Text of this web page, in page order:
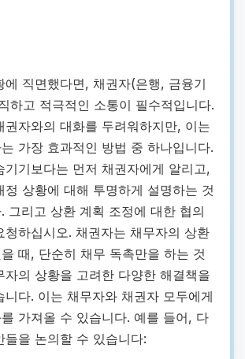
에 직면했다면, 채권자(은행, 금융기
하고 적극적인 소통이 필수적입니다.
권자와의 대화를 두려워하지만, 이는
가장 효과적인 방법 중 하나입니다.
기기보다는 먼저 채권자에게 알리고,
정 상황에 대해 투명하게 설명하는 것
그리고 상환 계획 조정에 대한 협의
청하십시오. 채권자는 채무자의 상환
때, 단순히 채무 독촉만을 하는 것
자의 상황을 고려한 다양한 해결책을
니다. 이는 채무자와 채권자 모두에게
가져올 수 있습니다. 예를 들어, 다
들을 논의할 수 있습니다: